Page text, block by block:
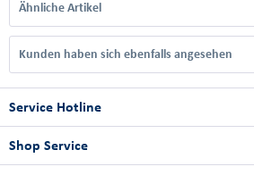
Ähnliche Artikel
Kunden haben sich ebenfalls angesehen
Service Hotline
Shop Service